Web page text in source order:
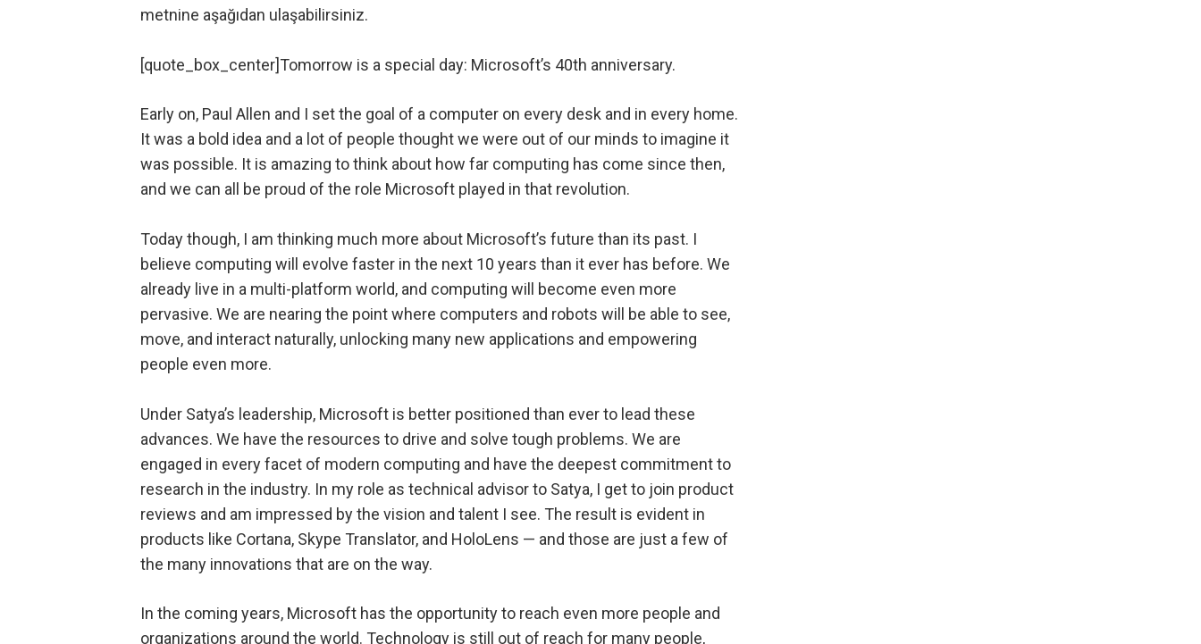
metnine aşağıdan ulaşabilirsiniz.
[quote_box_center]Tomorrow is a special day: Microsoft’s 40th anniversary.
Early on, Paul Allen and I set the goal of a computer on every desk and in every home.
It was a bold idea and a lot of people thought we were out of our minds to imagine it
was possible. It is amazing to think about how far computing has come since then,
and we can all be proud of the role Microsoft played in that revolution.
Today though, I am thinking much more about Microsoft’s future than its past. I
believe computing will evolve faster in the next 10 years than it ever has before. We
already live in a multi-platform world, and computing will become even more
pervasive. We are nearing the point where computers and robots will be able to see,
move, and interact naturally, unlocking many new applications and empowering
people even more.
Under Satya’s leadership, Microsoft is better positioned than ever to lead these
advances. We have the resources to drive and solve tough problems. We are
engaged in every facet of modern computing and have the deepest commitment to
research in the industry. In my role as technical advisor to Satya, I get to join product
reviews and am impressed by the vision and talent I see. The result is evident in
products like Cortana, Skype Translator, and HoloLens — and those are just a few of
the many innovations that are on the way.
In the coming years, Microsoft has the opportunity to reach even more people and
organizations around the world. Technology is still out of reach for many people,